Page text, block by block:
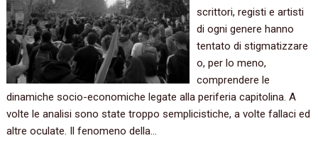
scrittori, registi e artisti
di ogni genere hanno
tentato di stigmatizzare
o, per lo meno,
comprendere le
dinamiche socio-economiche legate alla periferia capitolina. A
volte le analisi sono state troppo semplicistiche, a volte fallaci ed
altre oculate. Il fenomeno della…